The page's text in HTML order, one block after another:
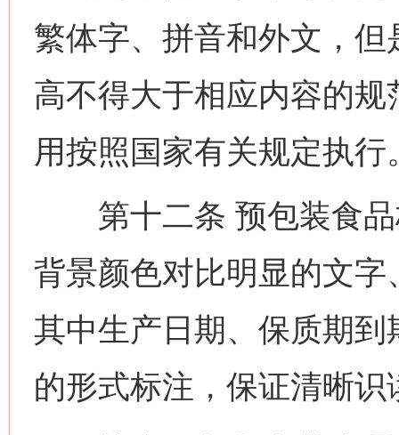
繁体字、拼音和外文，
高不得大于相应内容的
用按照国家有关规定执行
第十二条 预包装食品
背景颜色对比明显的文
其中生产日期、保质期
的形式标注，保证清晰识